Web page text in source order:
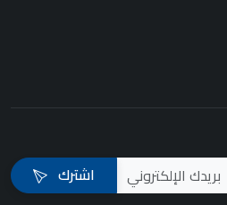
اشترك